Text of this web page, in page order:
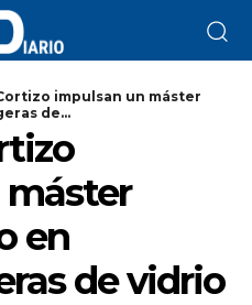
impulsan un máster
de...
en
de vidrio